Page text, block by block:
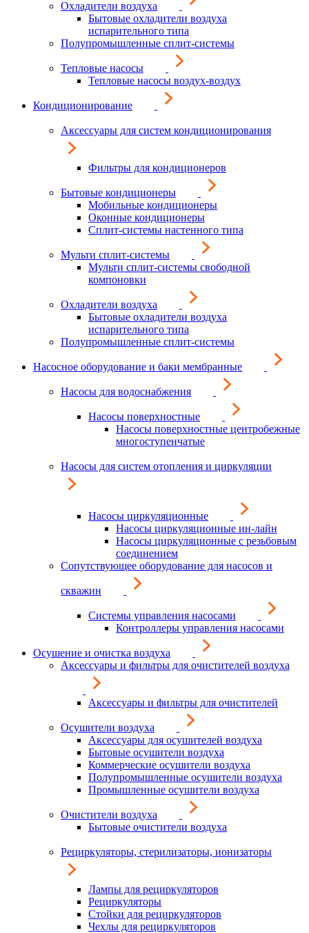
Охладители воздуха
Бытовые охладители воздуха
испарительного типа
Полупромышленные сплит-системы
Тепловые насосы
Тепловые насосы воздух-воздух
Кондиционирование
Аксессуары для систем кондиционирования
Фильтры для кондиционеров
Бытовые кондиционеры
Мобильные кондиционеры
Оконные кондиционеры
Сплит-системы настенного типа
Мульти сплит-системы
Мульти сплит-системы свободной
компоновки
Охладители воздуха
Бытовые охладители воздуха
испарительного типа
Полупромышленные сплит-системы
Насосное оборудование и баки мембранные
Насосы для водоснабжения
Насосы поверхностные
Насосы поверхностные центробежные
многоступенчатые
Насосы для систем отопления и циркуляции
Насосы циркуляционные
Насосы циркуляционные ин-лайн
Насосы циркуляционные с резьбовым
соединением
Сопутствующее оборудование для насосов и
скважин
Системы управления насосами
Контроллеры управления насосами
Осушение и очистка воздуха
Аксессуары и фильтры для очистителей воздуха
Аксессуары и фильтры для очистителей
Осушители воздуха
Аксессуары для осушителей воздуха
Бытовые осушители воздуха
Коммерческие осушители воздуха
Полупромышленные осушители воздуха
Промышленные осушители воздуха
Очистители воздуха
Бытовые очистители воздуха
Рециркуляторы, стерилизаторы, ионизаторы
Лампы для рециркуляторов
Рециркуляторы
Стойки для рециркуляторов
Чехлы для рециркуляторов